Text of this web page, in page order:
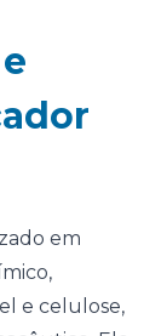
em
e celulose,